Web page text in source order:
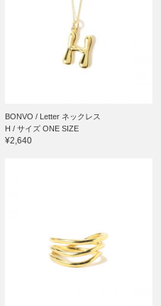
BONVO / Letter ネックレス
H / サイズ ONE SIZE
¥2,640